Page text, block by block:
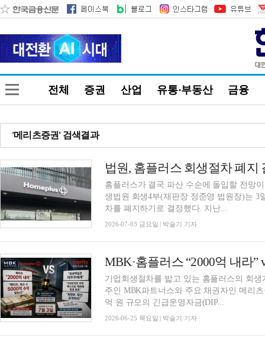
전체 증권 산업 유통·부동산 금융
'메리츠증권' 검색결과
법원, 홈플러스 회생절차 폐
홈플러스가 결국 파산 수순에 돌입할 전망
생법원 회생4부(재판장 정준영 법원장)는 3
차를 폐지하기로 결정했다. 지난...
2026-07-03 금요일 | 박슬기 기자
기업회생절차를 밟고 있는 홈플러스의 회
주인 MBK파트너스와 주요 채권자인 메리
억 원 규모의 긴급운영자금(DIP...
2026-06-25 목요일 | 박슬기 기자